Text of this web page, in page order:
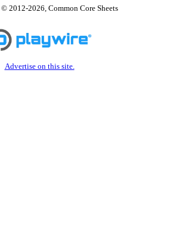
© 2012-2026, Common Core Sheets
Advertise on this site.